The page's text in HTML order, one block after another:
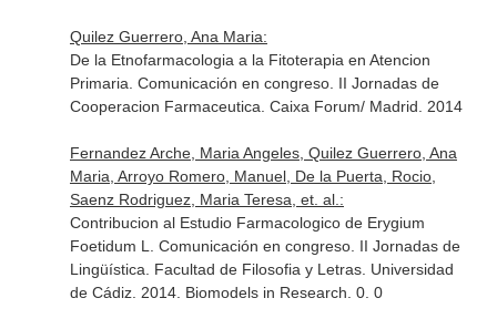
Quilez Guerrero, Ana Maria:
De la Etnofarmacologia a la Fitoterapia en Atencion
Primaria. Comunicación en congreso. II Jornadas de
Cooperacion Farmaceutica. Caixa Forum/ Madrid. 2014
Fernandez Arche, Maria Angeles, Quilez Guerrero, Ana
Maria, Arroyo Romero, Manuel, De la Puerta, Rocio,
Saenz Rodriguez, Maria Teresa, et. al.:
Contribucion al Estudio Farmacologico de Erygium
Foetidum L. Comunicación en congreso. II Jornadas de
Lingüística. Facultad de Filosofia y Letras. Universidad
de Cádiz. 2014. Biomodels in Research. 0. 0